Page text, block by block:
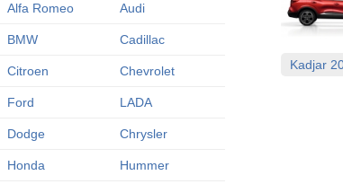
Alfa Romeo Audi
BMW Cadillac
Citroen Chevrolet
Ford LADA
Dodge Chrysler
Honda Hummer
Kadjar